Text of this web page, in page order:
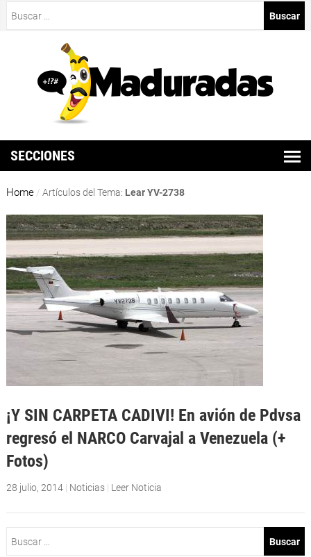
SECCIONES
Home / Artículos del Tema: Lear YV-2738
¡Y SIN CARPETA CADIVI! En avión de Pdvsa
regresó el NARCO Carvajal a Venezuela (+
Fotos)
28 julio, 2014| Noticias | Leer Noticia